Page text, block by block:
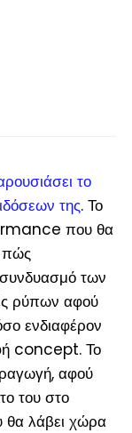
το
της. Το
που θα
πώς
συνδυασμό των
ρύπων αφού
ενδιαφέρον
concept. Το
αφού
του στο
λάβει χώρα